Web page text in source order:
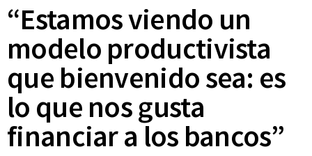
“Estamos viendo un
modelo productivista
que bienvenido sea: es
lo que nos gusta
financiar a los bancos”